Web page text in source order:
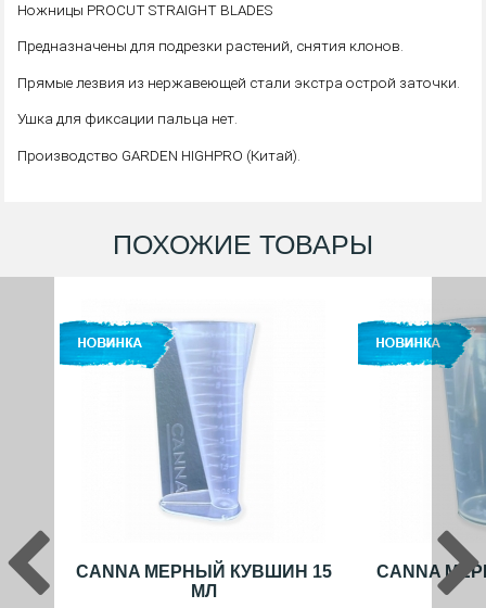
Ножницы PROCUT STRAIGHT BLADES
Предназначены для подрезки растений, снятия клонов.
Прямые лезвия из нержавеющей стали экстра острой заточки.
Ушка для фиксации пальца нет.
Производство GARDEN HIGHPRO (Китай).
ПОХОЖИЕ ТОВАРЫ
CANNA МЕРНЫЙ КУВШИН 15
МЛ
CANNA